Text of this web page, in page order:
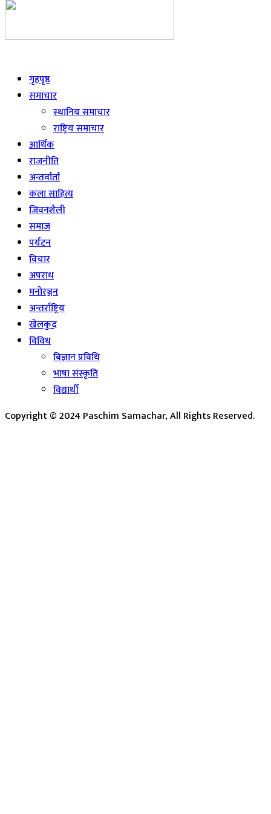
गृहपृष्ठ
समाचार
स्थानिय समाचार
राष्ट्रिय समाचार
आर्थिक
राजनीति
अन्तर्वार्ता
कला साहित्य
जिवनशैली
समाज
पर्यटन
विचार
अपराध
मनोरञ्जन
अन्तर्राष्ट्रिय
खेलकुद
विविध
बिज्ञान प्रविधि
भाषा संस्कृति
विद्यार्थी
Copyright © 2024 Paschim Samachar, All Rights Reserved.